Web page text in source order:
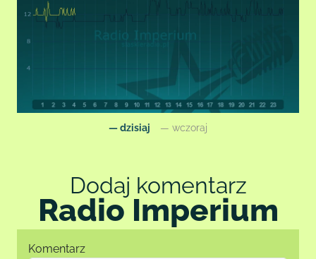
— dzisiaj — wczoraj
Dodaj komentarz
Radio Imperium
Komentarz